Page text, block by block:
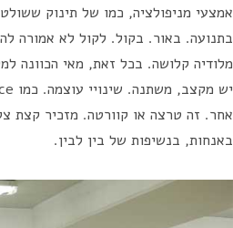
אמצעי מניפולציה, כמו של תינוק
בתנועה. באור. בקול. לקול לא אמורה
מלודיה קלושה. בכל זאת, מאי הכוונה
אחר. זה טרצה או קוורטה. מזכיר קצת
באנחות, בנשיפות של בין לבין.